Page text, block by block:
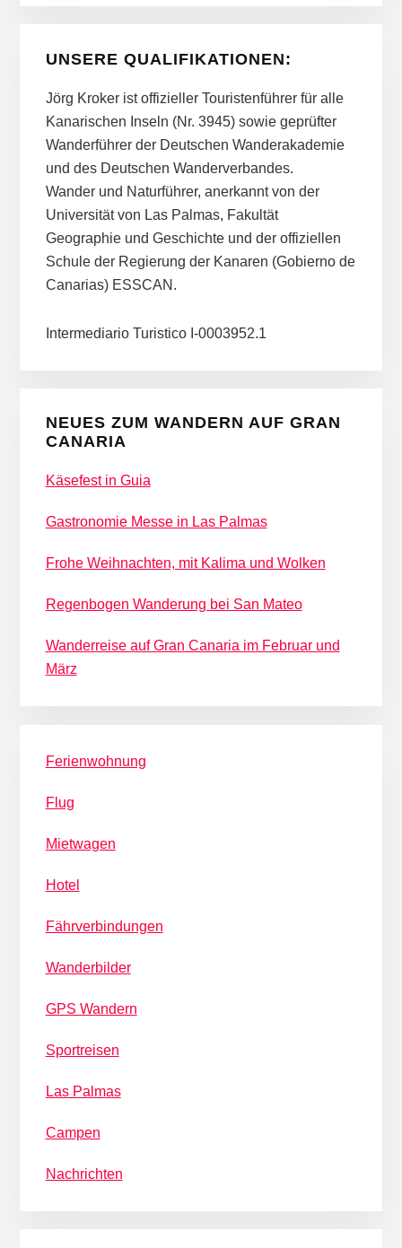
UNSERE QUALIFIKATIONEN:
Jörg Kroker ist offizieller Touristenführer für alle
Kanarischen Inseln (Nr. 3945) sowie geprüfter
Wanderführer der Deutschen Wanderakademie
und des Deutschen Wanderverbandes.
Wander und Naturführer, anerkannt von der
Universität von Las Palmas, Fakultät
Geographie und Geschichte und der offiziellen
Schule der Regierung der Kanaren (Gobierno de
Canarias) ESSCAN.
Intermediario Turistico I-0003952.1
NEUES ZUM WANDERN AUF GRAN
CANARIA
Käsefest in Guia
Gastronomie Messe in Las Palmas
Frohe Weihnachten, mit Kalima und Wolken
Regenbogen Wanderung bei San Mateo
Wanderreise auf Gran Canaria im Februar und
März
Ferienwohnung
Flug
Mietwagen
Hotel
Fährverbindungen
Wanderbilder
GPS Wandern
Sportreisen
Las Palmas
Campen
Nachrichten